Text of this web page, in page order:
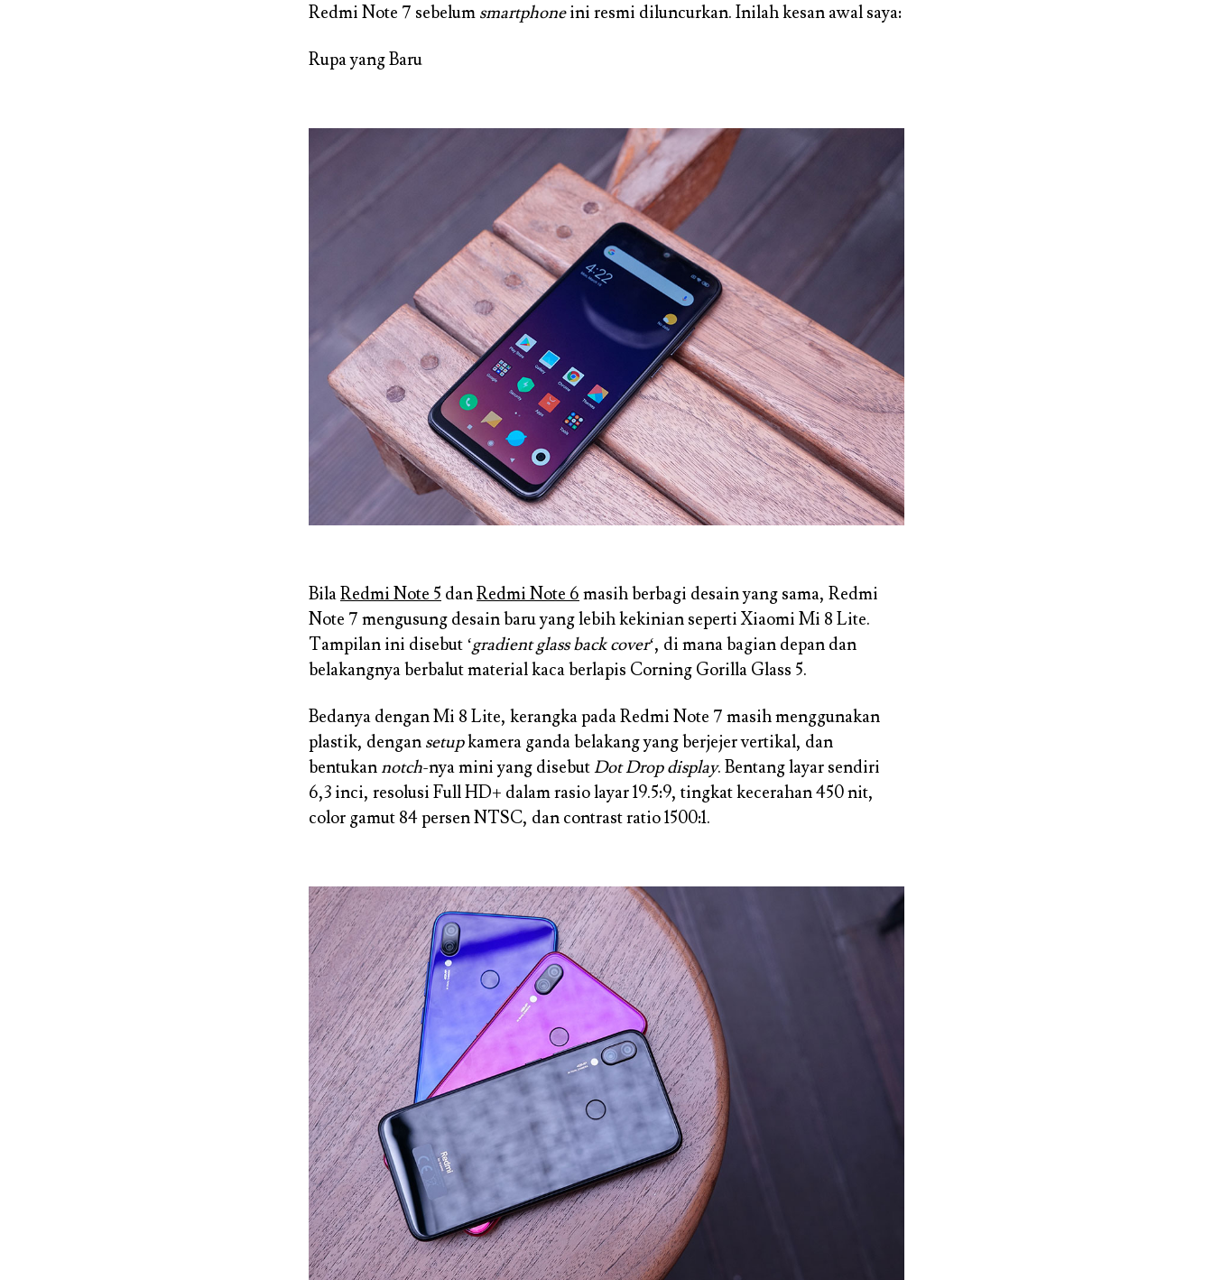
Redmi Note 7 sebelum smartphoneini resmi diluncurkan. Inilah kesan awal saya:
Rupa yang Baru
BilaRedmi Note 5 danRedmi Note 6 masih berbagi desain yang sama, Redmi
Note 7 mengusung desain baru yang lebih kekinian seperti Xiaomi Mi 8 Lite.
Tampilan ini disebut ‘gradient glass back cover‘, di mana bagian depan dan
belakangnya berbalut material kaca berlapis Corning Gorilla Glass 5.
Bedanya dengan Mi 8 Lite, kerangka pada Redmi Note 7 masih menggunakan
plastik, dengan setupkamera ganda belakang yang berjejer vertikal, dan
bentukan notch-nya mini yang disebutDot Drop display. Bentang layar sendiri
6,3 inci, resolusi Full HD+ dalam rasio layar 19.5:9, tingkat kecerahan 450 nit,
color gamut 84 persen NTSC, dan contrast ratio 1500:1.